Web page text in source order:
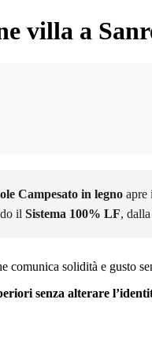
villa a
Campesato in legno apre
il Sistema 100% LF,
comunica solidità e gusto
senza alterare